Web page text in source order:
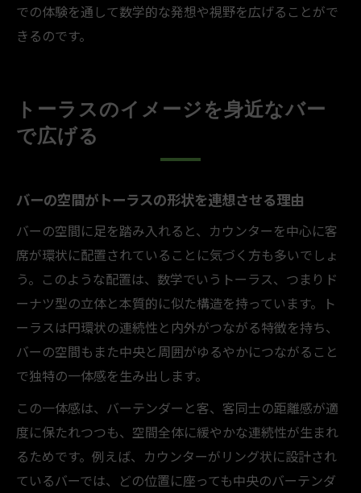
での体験を通して数学的な発想や視野を広げることがで
きるのです。
トーラスのイメージを身近なバー
で広げる
バーの空間がトーラスの形状を連想させる理由
バーの空間に足を踏み入れると、カウンターを中心に客
席が環状に配置されていることに気づく方も多いでしょ
う。このような配置は、数学でいうトーラス、つまりド
ーナツ型の立体と本質的に似た構造を持っています。ト
ーラスは円環状の連続性と内外がつながる特徴を持ち、
バーの空間もまた中央と周囲がゆるやかにつながること
で独特の一体感を生み出します。
この一体感は、バーテンダーと客、客同士の距離感が適
度に保たれつつも、空間全体に緩やかな連続性が生まれ
るためです。例えば、カウンターがリング状に設計され
ているバーでは、どの位置に座っても中央のバーテンダ